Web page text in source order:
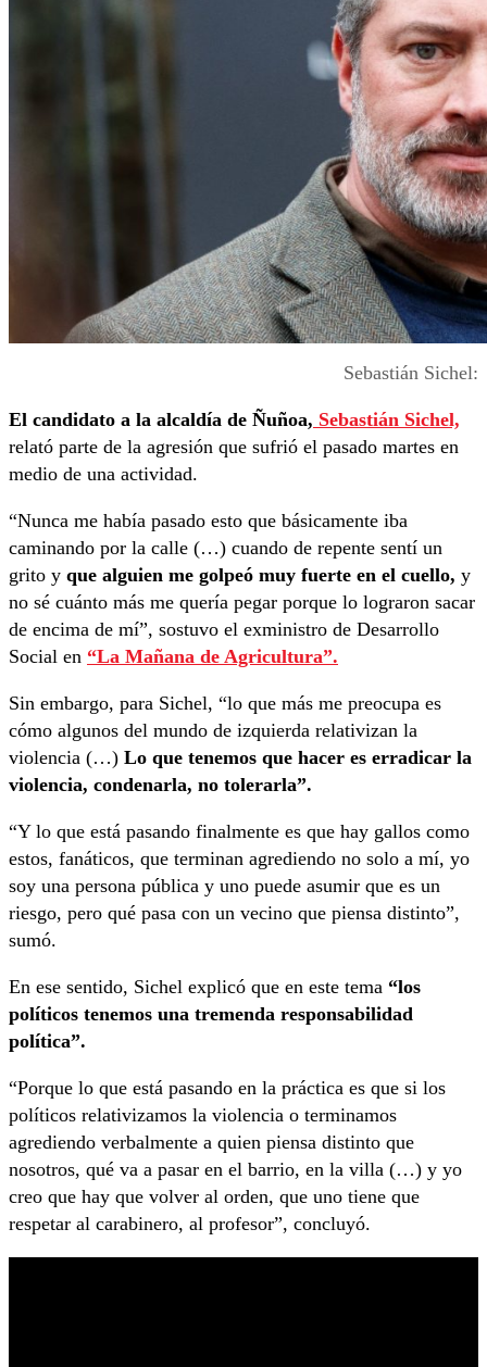
Sebastián Sichel:
El candidato a la alcaldía de Ñuñoa, Sebastián Sichel,
relató parte de la agresión que sufrió el pasado martes en
medio de una actividad.
“Nunca me había pasado esto que básicamente iba
caminando por la calle (…) cuando de repente sentí un
grito y que alguien me golpeó muy fuerte en el cuello, y
no sé cuánto más me quería pegar porque lo lograron sacar
de encima de mí”, sostuvo el exministro de Desarrollo
Social en “La Mañana de Agricultura”.
Sin embargo, para Sichel, “lo que más me preocupa es
cómo algunos del mundo de izquierda relativizan la
violencia (…) Lo que tenemos que hacer es erradicar la
violencia, condenarla, no tolerarla”.
“Y lo que está pasando finalmente es que hay gallos como
estos, fanáticos, que terminan agrediendo no solo a mí, yo
soy una persona pública y uno puede asumir que es un
riesgo, pero qué pasa con un vecino que piensa distinto”,
sumó.
En ese sentido, Sichel explicó que en este tema “los
políticos tenemos una tremenda responsabilidad
política”.
“Porque lo que está pasando en la práctica es que si los
políticos relativizamos la violencia o terminamos
agrediendo verbalmente a quien piensa distinto que
nosotros, qué va a pasar en el barrio, en la villa (…) y yo
creo que hay que volver al orden, que uno tiene que
respetar al carabinero, al profesor”, concluyó.